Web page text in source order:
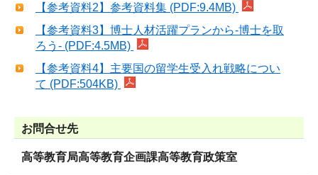
【参考資料2】参考資料集 (PDF:9.4MB)
【参考資料3】博士人材活躍プランから-博士を取
ろう- (PDF:4.5MB)
【参考資料4】主要国の留学生受入れ戦略につい
て (PDF:504KB)
お問合せ先
高等教育局高等教育企画課高等教育政策室